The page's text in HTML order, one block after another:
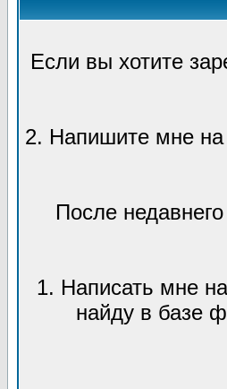
Если вы хотите
2. Напишите мне
После
1. Написать мне
найду в базе